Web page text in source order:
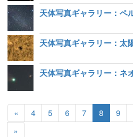
天体写真ギャラリー：太
« 4 5 6 7 8 9
»